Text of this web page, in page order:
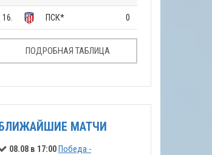
16. ПСК* 0
ПОДРОБНАЯ ТАБЛИЦА
БЛИЖАЙШИЕ МАТЧИ
08.08 в 17:00Победа -